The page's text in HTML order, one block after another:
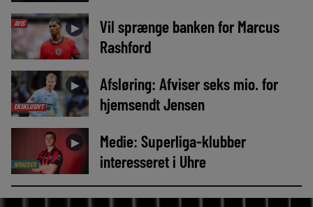
AVIS ►
Vil sprænge banken for Marcus
Rashford
EKSKLUSIVT
►
Afsløring: Afviser seks mio. for
hjemsendt Jensen
NYHEDER
►
Medie: Superliga-klubber
interesseret i Uhre